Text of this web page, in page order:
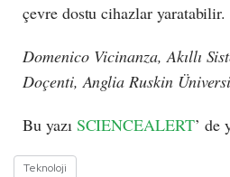
çevre dostu cihazlar yaratabilir.
Domenico Vicinanza, Akıllı
Doçenti, Anglia Ruskin
Bu yazı SCIENCEALERT’ de
Teknoloji